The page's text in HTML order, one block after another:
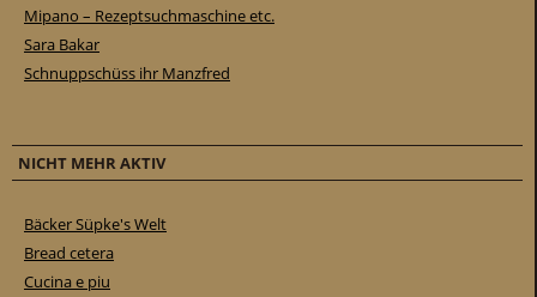
Mipano – Rezeptsuchmaschine etc.
Sara Bakar
Schnuppschüss ihr Manzfred
NICHT MEHR AKTIV
Bäcker Süpke's Welt
Bread cetera
Cucina e piu